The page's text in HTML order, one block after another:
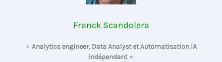
Franck Scandolera
⭐ Analytics engineer, Data Analyst et Automatisation IA
indépendant⭐